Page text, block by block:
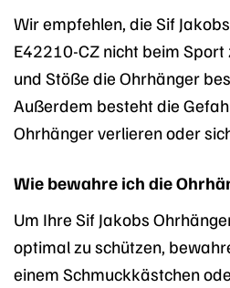
Wir empfehlen, die Sif
E42210-CZ nicht beim
und Stöße die Ohrhänger
Außerdem besteht die
Ohrhänger verlieren oder
Wie bewahre ich die
Um Ihre Sif Jakobs
optimal zu schützen,
einem Schmuckkästchen